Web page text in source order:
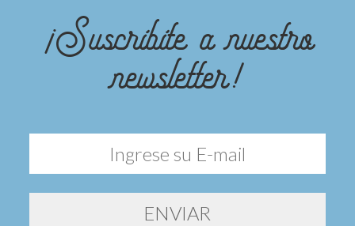
¡Suscribite a nuestro
newsletter!